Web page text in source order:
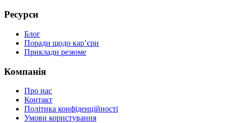
Ресурси
Блог
Поради щодо кар’єри
Приклади резюме
Компанія
Про нас
Контакт
Політика конфіденційності
Умови користування